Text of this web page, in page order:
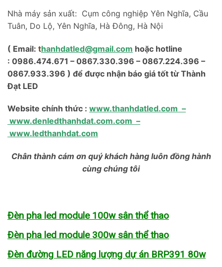
Nhà máy sản xuất: Cụm công nghiệp Yên Nghĩa, Cầu
Tuân, Do Lộ, Yên Nghĩa, Hà Đông, Hà Nội
( Email: thanhdatled@gmail.com hoặc hotline
: 0986.474.671 – 0867.330.396 – 0867.224.396 –
0867.933.396 ) để được nhận báo giá tốt từ Thành
Đạt LED
Website chính thức : www.thanhdatled.com –
www.denledthanhdat.com.com –
www.ledthanhdat.com
Chân thành cám ơn quý khách hàng luôn đồng hành
cùng chúng tôi
Đèn pha led module 100w sân thể thao
Đèn pha led module 300w sân thể thao
Đèn đường LED năng lượng dự án BRP391 80w